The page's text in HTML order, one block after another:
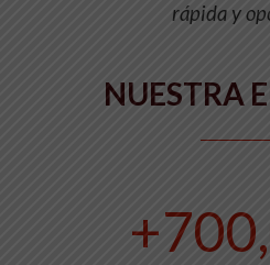
rápida y
NUESTRA